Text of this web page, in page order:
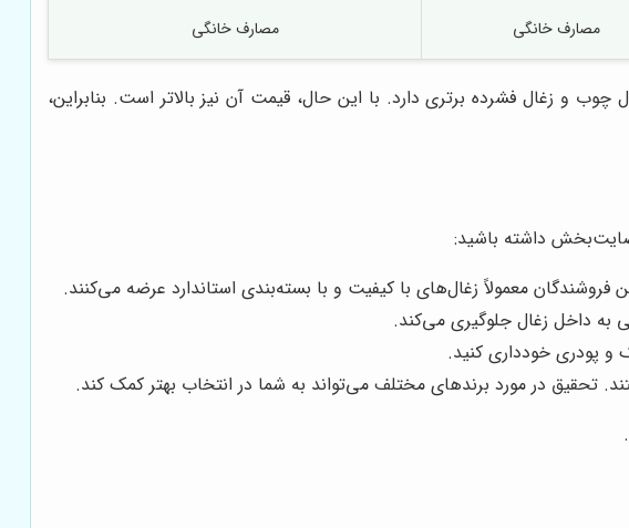
مصارف خانگی مصارف خانگی
و زغال فشرده برتری دارد. با این حال، قیمت آن نیز بالاتر است. بنابراین،
داشته باشید:
فروشندگان معمولاً زغال‌های با کیفیت و با بسته‌بندی استاندارد عرضه می‌کنند.
به داخل زغال جلوگیری می‌کند.
و پودری خودداری کنید.
تحقیق در مورد برندهای مختلف می‌تواند به شما در انتخاب بهتر کمک کند.